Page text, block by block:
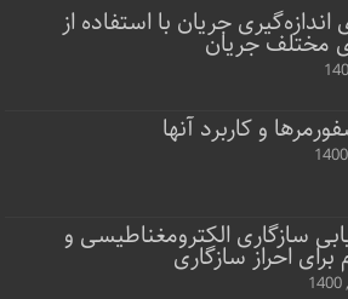
جریان با استفاده از
مختلف جریان
و کاربرد آنها
سازگاری الکترومغناطیسی و
برای احراز سازگاری